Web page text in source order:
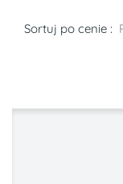
Sortuj po cenie :